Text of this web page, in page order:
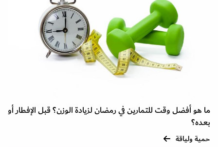
ما هو أفضل وقت للتمارين في رمضان لزيادة الوزن؟ قبل الإفطار أو
بعده؟
حمية ولياقة